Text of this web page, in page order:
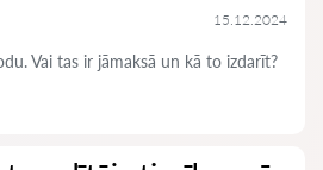
15.12.2024
Vai tas ir jāmaksā un kā to izdarīt?